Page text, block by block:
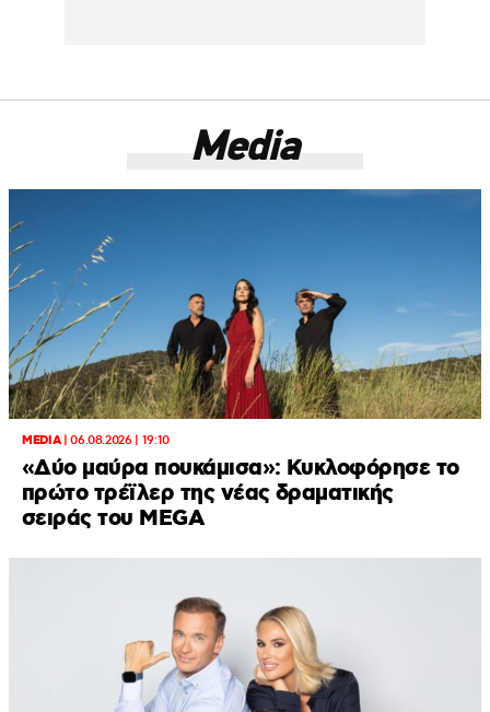
Media
MEDIA|06.08.2026 | 19:10
«Δύο μαύρα πουκάμισα»: Κυκλοφόρησε το
πρώτο τρέϊλερ της νέας δραματικής
σειράς του MEGA